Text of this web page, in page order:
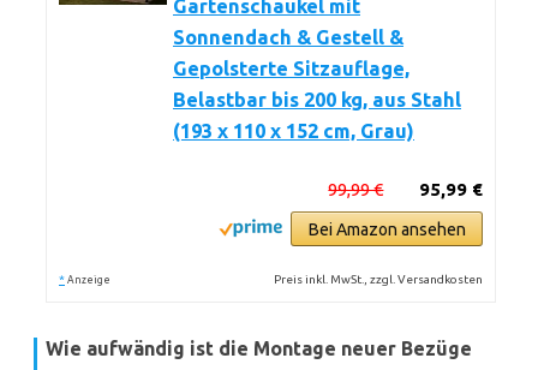
Gartenschaukel mit
Sonnendach & Gestell &
Gepolsterte Sitzauflage,
Belastbar bis 200 kg, aus Stahl
(193 x 110 x 152 cm, Grau)
95,99 €
99,99 €
Bei Amazon ansehen
* Anzeige Preis inkl. MwSt., zzgl. Versandkosten
Wie aufwändig ist die Montage neuer Bezüge